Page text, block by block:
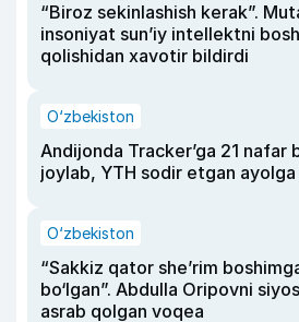
“Biroz sekinlashish kerak”.
insoniyat sun’iy intellektni
qolishidan xavotir bildirdi
O‘zbekiston
Andijonda Tracker’ga 21 nafar
joylab, YTH sodir etgan ayolga
O‘zbekiston
“Sakkiz qator she’rim
bo‘lgan”. Abdulla Oripovni
asrab qolgan voqea